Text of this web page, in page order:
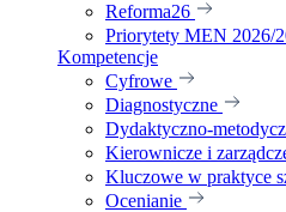
Reforma26
Priorytety MEN 2026/
Kompetencje
Cyfrowe
Diagnostyczne
Dydaktyczno-
Kierownicze i
Kluczowe w praktyce
Ocenianie